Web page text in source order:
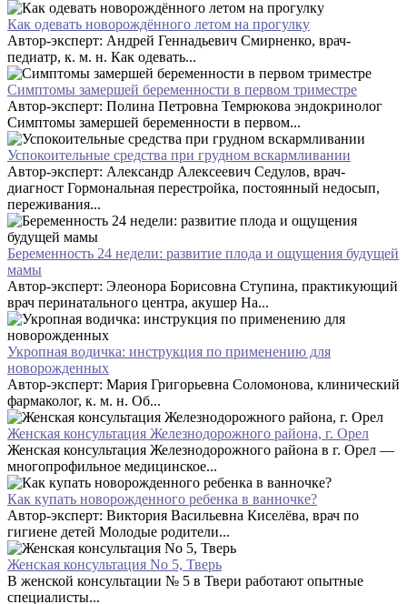
Как одевать новорождённого летом на прогулку
Автор-эксперт: Андрей Геннадьевич Смирненко, врач-
педиатр, к. м. н. Как одевать...
Симптомы замершей беременности в первом триместре
Автор-эксперт: Полина Петровна Темрюкова эндокринолог
Симптомы замершей беременности в первом...
Успокоительные средства при грудном вскармливании
Автор-эксперт: Александр Алексеевич Седулов, врач-
диагност Гормональная перестройка, постоянный недосып,
переживания...
Беременность 24 недели: развитие плода и ощущения будущей
мамы
Автор-эксперт: Элеонора Борисовна Ступина, практикующий
врач перинатального центра, акушер На...
Укропная водичка: инструкция по применению для
новорожденных
Автор-эксперт: Мария Григорьевна Соломонова, клинический
фармаколог, к. м. н. Об...
Женская консультация Железнодорожного района, г. Орел
Женская консультация Железнодорожного района в г. Орел —
многопрофильное медицинское...
Как купать новорожденного ребенка в ванночке?
Автор-эксперт: Виктория Васильевна Киселёва, врач по
гигиене детей Молодые родители...
Женская консультация No 5, Тверь
В женской консультации № 5 в Твери работают опытные
специалисты...